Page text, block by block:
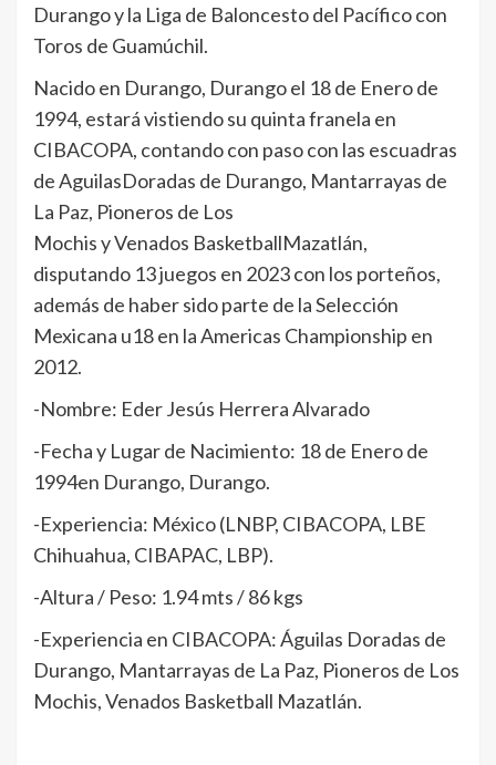
Durango y la Liga de Baloncesto del Pacífico con
Toros de Guamúchil.
Nacido en Durango, Durango el 18 de Enero de
1994, estará vistiendo su quinta franela en
CIBACOPA, contando con paso con las escuadras
de AguilasDoradas de Durango, Mantarrayas de
La Paz, Pioneros de Los
Mochis y Venados BasketballMazatlán,
disputando 13 juegos en 2023 con los porteños,
además de haber sido parte de la Selección
Mexicana u18 en la Americas Championship en
2012.
-Nombre: Eder Jesús Herrera Alvarado
-Fecha y Lugar de Nacimiento: 18 de Enero de
1994en Durango, Durango.
-Experiencia: México (LNBP, CIBACOPA, LBE
Chihuahua, CIBAPAC, LBP).
-Altura / Peso: 1.94 mts / 86 kgs
-Experiencia en CIBACOPA: Águilas Doradas de
Durango, Mantarrayas de La Paz, Pioneros de Los
Mochis, Venados Basketball Mazatlán.